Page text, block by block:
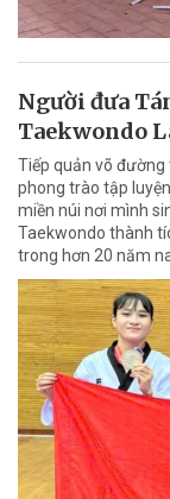
Người đưa
Taekwondo
Tiếp quản võ
phong trào tập
miền núi nơi mình
Taekwondo thành
trong hơn 20 năm